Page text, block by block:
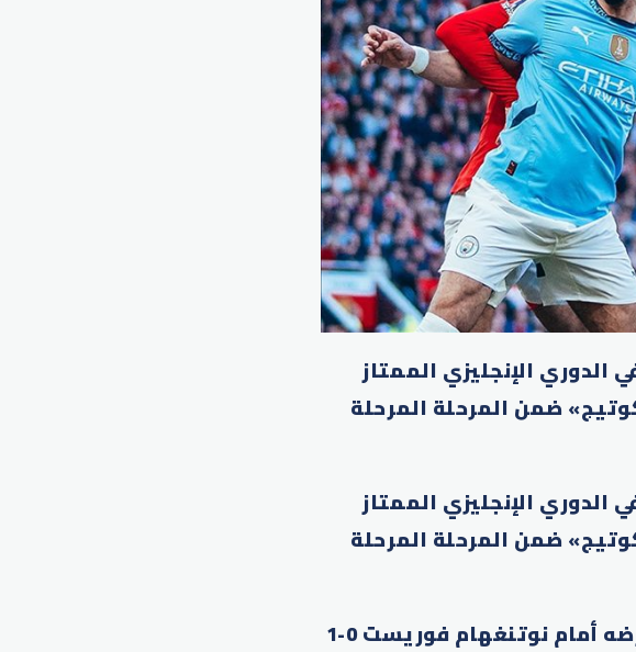
الدوري الإنجليزي الممتاز
«كرافين كوتيج» ضمن المرحلة المرحلة
الدوري الإنجليزي الممتاز
«كرافين كوتيج» ضمن المرحلة المرحلة
كان ليفربول تعرض لخسارته الأولى عندما سقط على أرضه أمام نوتنغهام فوريست 0-1